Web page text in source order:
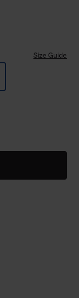
Size Guide